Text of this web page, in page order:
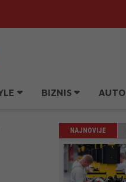
BIZNIS AUTO
NAJNOVIJE